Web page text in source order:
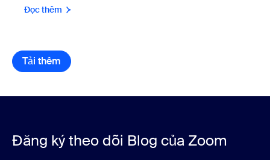
Đọc thêm
Tải thêm mục thư viện tài nguyên
Đăng ký theo dõi Blog của Zoom